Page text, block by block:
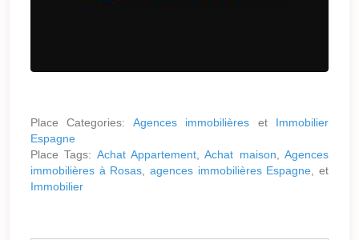
Place Categories: Agences immobilières et Immobilier
Espagne
Place Tags: Achat Appartement ,Achat maison ,Agences
immobilières à Rosas ,agences immobilières Espagne , et
Immobilier